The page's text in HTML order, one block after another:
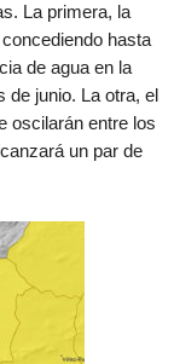
La primera, la
hasta
de agua en la
de junio. La otra, el
oscilarán entre los
un par de